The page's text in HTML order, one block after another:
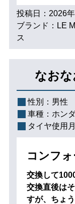
投稿日：2026
ブランド：LE
ス
なおな
性別： 男性
車種： ホン
タイヤ使用
コンフ
交換して
交換直後は
すが、ちょ